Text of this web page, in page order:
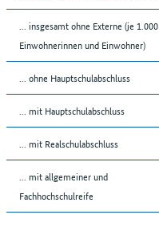
... insgesamt ohne Externe (je 1.000
Einwohnerinnen und Einwohner)
... ohne Hauptschulabschluss
... mit Hauptschulabschluss
... mit Realschulabschluss
... mit allgemeiner und
Fachhochschulreife